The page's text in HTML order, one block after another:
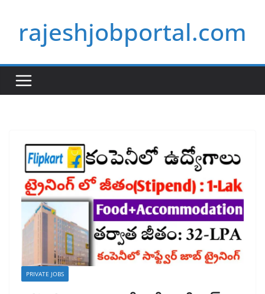
contentrajeshjobportal.com
PRIVATE JOBS